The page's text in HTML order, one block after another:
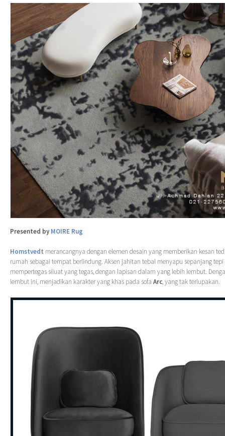
Presented by MOIRE Rug
Homstvedt merancangnya dengan elemen desain yang memberikan kesan
rumah sebagai tempat berlindung. Aksen jahitan tebal menyapu sepanjang tepi
mempertegas siluat yang tegas, dengan lapisan dalam yang lebih lembut.
lembut ini, menjadikan karakter yang khas pada sofa Arc, yang tak terlupakan.